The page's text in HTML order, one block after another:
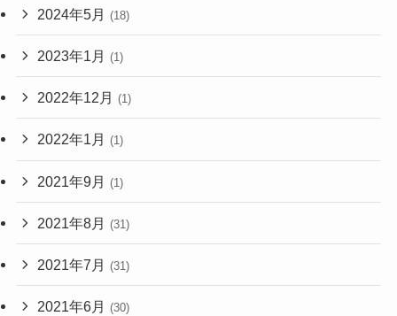
2024年5月 (18)
2023年1月 (1)
2022年12月 (1)
2022年1月 (1)
2021年9月 (1)
2021年8月 (31)
2021年7月 (31)
2021年6月 (30)